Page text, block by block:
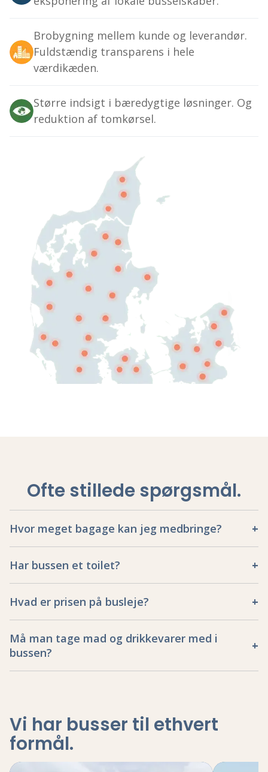
Brobygning mellem kunde og leverandør.
Fuldstændig transparens i hele
værdikæden.
Større indsigt i bæredygtige løsninger. Og
reduktion af tomkørsel.
Ofte stillede spørgsmål.
Hvor meget bagage kan jeg medbringe?
Har bussen et toilet?
Hvad er prisen på busleje?
Må man tage mad og drikkevarer med i
bussen?
Vi har busser til ethvert
formål.